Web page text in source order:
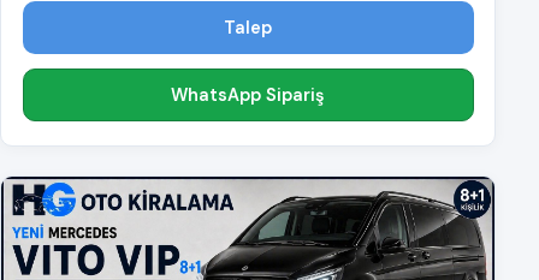
Talep
WhatsApp Sipariş